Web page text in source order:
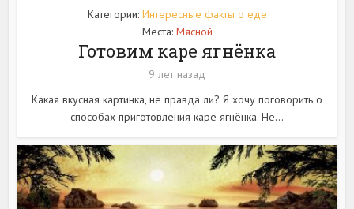
Категории: Интересные факты о еде
Места: Мясной
Готовим каре ягнёнка
9 лет назад
Какая вкусная картинка, не правда ли? Я хочу поговорить о
способах приготовления каре ягнёнка. Не...